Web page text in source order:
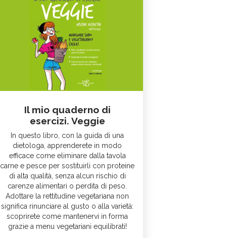
Il mio quaderno di
esercizi. Veggie
In questo libro, con la guida di una
dietologa, apprenderete in modo
efficace come eliminare dalla tavola
carne e pesce per sostituirli con proteine
di alta qualità, senza alcun rischio di
carenze alimentari o perdita di peso.
Adottare la rettitudine vegetariana non
significa rinunciare al gusto o alla varietà:
scoprirete come mantenervi in forma
grazie a menu vegetariani equilibrati!